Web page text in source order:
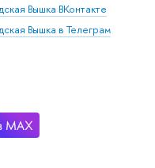
Вышка ВКонтакте
Вышка в Телеграм